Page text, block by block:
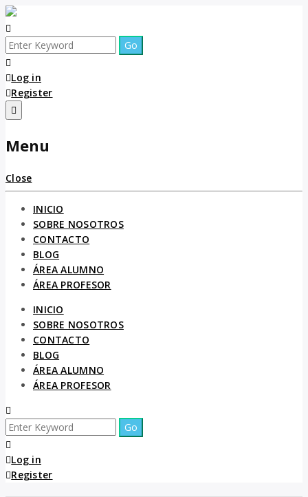
Log in
Register
Menu
Close
INICIO
SOBRE NOSOTROS
CONTACTO
BLOG
ÁREA ALUMNO
ÁREA PROFESOR
INICIO
SOBRE NOSOTROS
CONTACTO
BLOG
ÁREA ALUMNO
ÁREA PROFESOR
Log in
Register